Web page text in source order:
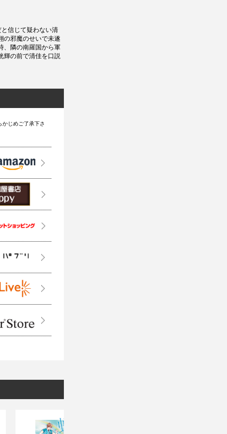
信じて疑わない清
の邪魔のせいで未遂
、隣の南羅国から軍
輝の前で清佳を口説
じめご了承下さ